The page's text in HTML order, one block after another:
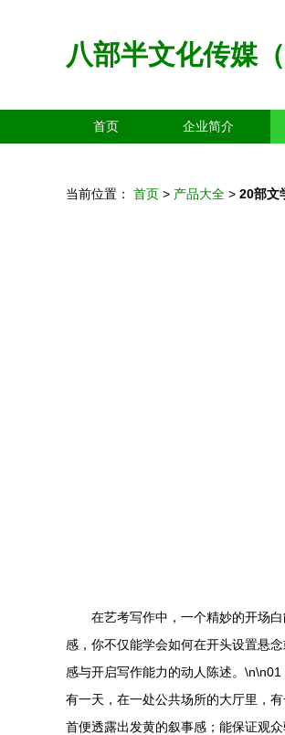
八部半文化传媒
首页 企业简介
当前位置： 首页 > 产品大全 > 20部文
在艺考写作中，一个精妙的开场
感，你不仅能学会如何在开头设置悬
感与开启写作能力的动人陈述。
有一天，在一处公共场所的大厅里，
首便透露出发黄的叙事感；能保证观